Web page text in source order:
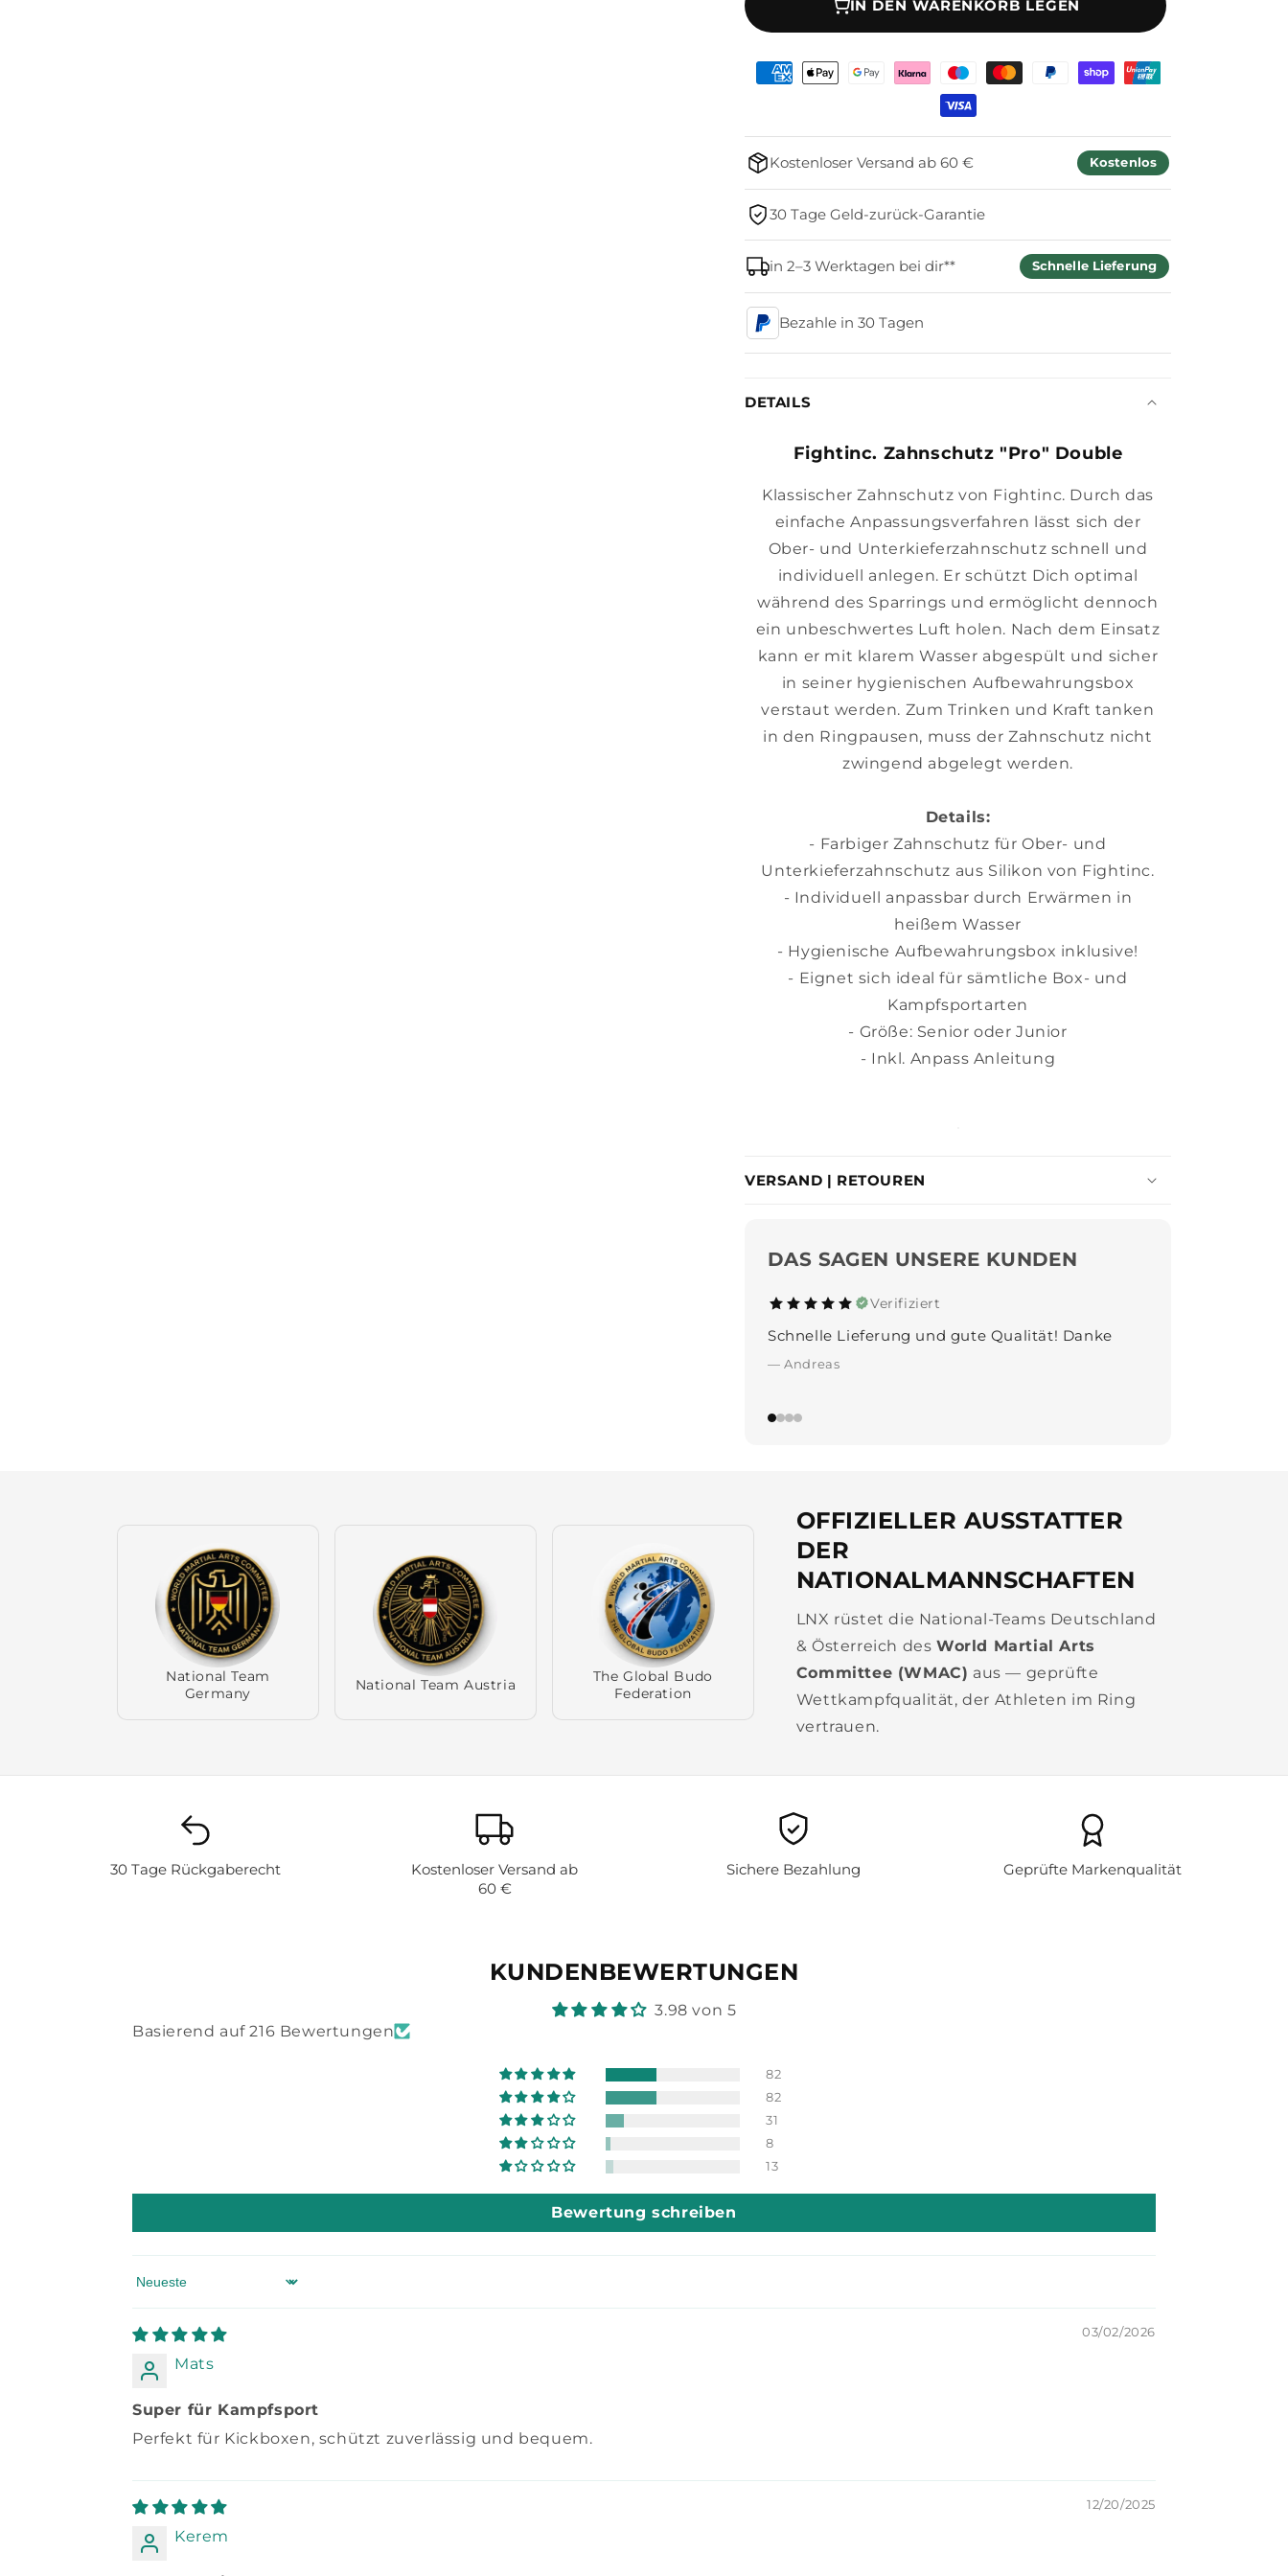
Double
Pro
Double
Pro
IN DEN WARENKORB LEGEN
Zahlungsmethoden
Kostenloser Versand ab 60 € Kostenlos
30 Tage Geld-zurück-Garantie
in 2–3 Werktagen bei dir** Schnelle Lieferung
Bezahle in 30 Tagen
DETAILS
Fightinc. Zahnschutz "Pro" Double
Klassischer Zahnschutz von Fightinc. Durch das
einfache Anpassungsverfahren lässt sich der
Ober- und Unterkieferzahnschutz schnell und
individuell anlegen. Er schützt Dich optimal
während des Sparrings und ermöglicht dennoch
ein unbeschwertes Luft holen. Nach dem Einsatz
kann er mit klarem Wasser abgespült und sicher
in seiner hygienischen Aufbewahrungsbox
verstaut werden. Zum Trinken und Kraft tanken
in den Ringpausen, muss der Zahnschutz nicht
zwingend abgelegt werden.
Details:
- Farbiger Zahnschutz für Ober- und
Unterkieferzahnschutz aus Silikon von Fightinc.
- Individuell anpassbar durch Erwärmen in
heißem Wasser
- Hygienische Aufbewahrungsbox inklusive!
- Eignet sich ideal für sämtliche Box- und
Kampfsportarten
- Größe: Senior oder Junior
- Inkl. Anpass Anleitung
VERSAND | RETOUREN
DAS SAGEN UNSERE KUNDEN
Verifiziert
Tolle Produkte, ultraschnelle Lieferung, alles
perfekt, immer wieder :-)
OFFIZIELLER AUSSTATTER
DER
NATIONALMANNSCHAFTEN
LNX rüstet die National-Teams Deutschland
& Österreich desWorld Martial Arts
Committee (WMAC) aus — geprüfte
Wettkampfqualität, der Athleten im Ring
vertrauen.
National Team
Germany
National Team Austria
The Global Budo
Federation
30 Tage Rückgaberecht
Kostenloser Versand ab
60 €
Sichere Bezahlung Geprüfte Markenqualität
KUNDENBEWERTUNGEN
3.98 von 5
Basierend auf 216 Bewertungen
82
82
31
8
13
Bewertung schreiben
Sort by
03/02/2026
Mats
Super für Kampfsport
Perfekt für Kickboxen, schützt zuverlässig und bequem.
12/20/2025
Kerem